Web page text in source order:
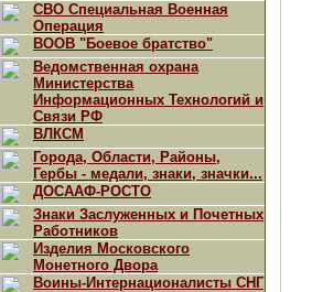
СВО Специальная Военная
Операция
ВООВ "Боевое братство"
Ведомственная охрана
Министерства
Информационных Технологий и
Связи РФ
ВЛКСМ
Города, Области, Районы,
Гербы - медали, знаки, значки...
ДОСААФ-РОСТО
Знаки Заслуженных и Почетных
Работников
Изделия Московского
Монетного Двора
Воины-Интернационалисты СНГ